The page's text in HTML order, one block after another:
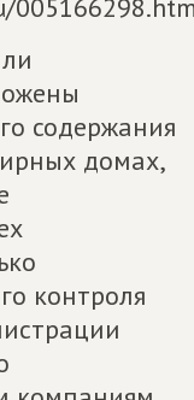
содержания
домах,
контроля